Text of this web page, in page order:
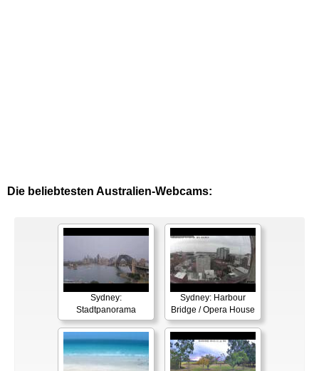
Die beliebtesten Australien-Webcams:
Sydney:
Stadtpanorama
Sydney: Harbour
Bridge / Opera House